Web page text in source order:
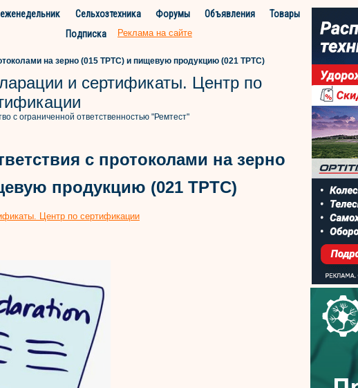
Сельхозтехника Форумы Объявления
Товары
Подписка
Реклама на сайте
на зерно (015 ТРТС) и пищевую продукцию (021 ТРТС)
и сертификаты. Центр по
с ограниченной ответственностью "Ремтест"
с протоколами на зерно
продукцию (021 ТРТС)
Центр по сертификации